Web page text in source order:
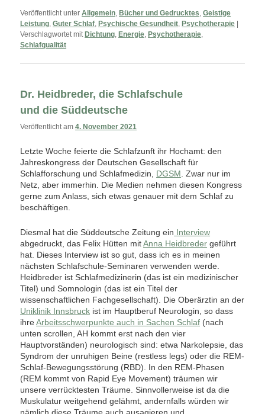
Veröffentlicht unter Allgemein ,Bücher und Gedrucktes ,Geistige
Leistung ,Guter Schlaf ,Psychische Gesundheit ,Psychotherapie |
Verschlagwortet mit Dichtung ,Energie ,Psychotherapie
Schlafqualität
Dr. Heidbreder, die Schlafschule
und die Süddeutsche
Veröffentlicht am4. November 2021
Letzte Woche feierte die Schlafzunft ihr Hochamt: den
Jahreskongress der Deutschen Gesellschaft für
Schlafforschung und Schlafmedizin, DGSM. Zwar nur im
Netz, aber immerhin. Die Medien nehmen diesen Kongress
gerne zum Anlass, sich etwas genauer mit dem Schlaf zu
beschäftigen.
Diesmal hat die Süddeutsche Zeitung ein Interview
abgedruckt, das Felix Hütten mitAnna Heidbreder geführt
hat. Dieses Interview ist so gut, dass ich es in meinen
nächsten Schlafschule-Seminaren verwenden werde.
Heidbreder ist Schlafmedizinerin (das ist ein medizinischer
Titel) und Somnologin (das ist ein Titel der
wissenschaftlichen Fachgesellschaft). Die Oberärztin an der
Uniklinik Innsbruck ist im Hauptberuf Neurologin, so dass
ihreArbeitsschwerpunkte auch in Sachen Schlaf (nach
unten scrollen, AH kommt erst nach den vier
Hauptvorständen) neurologisch sind: etwa Narkolepsie, das
Syndrom der unruhigen Beine (restless legs) oder die REM-
Schlaf-Bewegungsstörung (RBD). In den REM-Phasen
(REM kommt von Rapid Eye Movement) träumen wir
unsere verrücktesten Träume. Sinnvollerweise ist da die
Muskulatur weitgehend gelähmt, andernfalls würden wir